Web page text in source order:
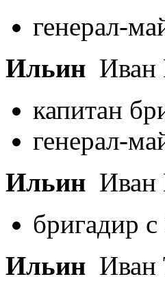
генерал-
Ильин Иван
капитан
генерал-
Ильин Иван
бригадир с
Ильин Иван